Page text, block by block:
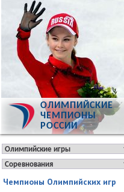
ОЛИМПИЙСКИЕ
ЧЕМПИОНЫ
РОССИИ
Чемпионы Олимпийских игр